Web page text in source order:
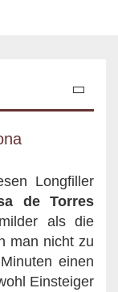
Longfiller
de Torres
als die
man nicht zu
einen
Einsteiger